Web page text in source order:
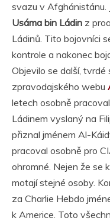
svazu v Afghánistánu.
Usáma bin Ládin z
Ládinů. Tito bojovníci
kontrole a nakonec
Objevilo se další, tvrdé
zpravodajského webu
letech osobně
Ládinem vyslaný na
přiznal jménem Al-
pracoval osobně pro
ohromné. Nejen že se
motají stejné osoby.
za Charlie Hebdo
k Americe. Toto